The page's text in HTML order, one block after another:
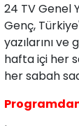
24 TV Genel
Genç,
yazılarını
hafta içi her
her sabah